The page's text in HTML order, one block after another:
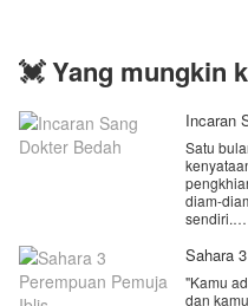
💓 Yang mungkin
Incaran
Satu
diam-
sendiri.
Hancur
Sahara
"Kamu
dan